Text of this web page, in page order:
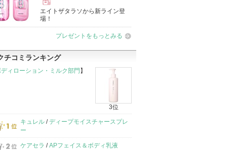
現
エイトザタラソから新ライン登
場！
プレゼントをもっとみる
チコミランキング
ィローション・ミルク部門】
3位
キュレル /ディープモイスチャースプレ
ー
ケアセラ /APフェイス＆ボディ乳液